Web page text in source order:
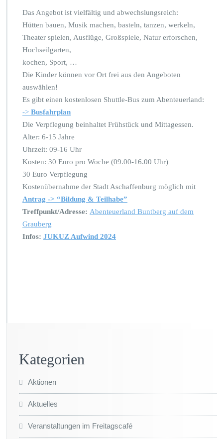
Das Angebot ist vielfältig und abwechslungsreich:
Hütten bauen, Musik machen, basteln, tanzen, werkeln,
Theater spielen, Ausflüge, Großspiele, Natur erforschen,
Hochseilgarten,
kochen, Sport, …
Die Kinder können vor Ort frei aus den Angeboten
auswählen!
Es gibt einen kostenlosen Shuttle-Bus zum Abenteuerland:
-> Busfahrplan
Die Verpflegung beinhaltet Frühstück und Mittagessen.
Alter: 6-15 Jahre
Uhrzeit: 09-16 Uhr
Kosten: 30 Euro pro Woche (09.00-16.00 Uhr)
30 Euro Verpflegung
Kostenübernahme der Stadt Aschaffenburg möglich mit
Antrag -> “Bildung & Teilhabe”
Treffpunkt/Adresse: Abenteuerland Buntberg auf dem
Grauberg
Infos: JUKUZ Aufwind 2024
Kategorien
Aktionen
Aktuelles
Veranstaltungen im Freitagscafé